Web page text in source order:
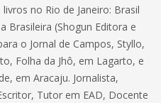
no Rio de Janeiro: Brasil
Brasileira (Shogun Editora e
o Jornal de Campos, Styllo,
Folha da Jhô, em Lagarto, e
em Aracaju. Jornalista,
Tutor em EAD, Docente